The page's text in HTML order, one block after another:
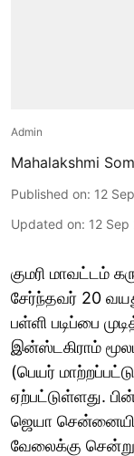
Admin
Mahalakshmi
Published on: 12
Updated on: 12 Sep
குமரி மாவட்டம்
சேர்ந்தவர் 20
பள்ளி படிப்பை
இன்ஸ்டகிராம்
(பெயர்
ஏற்பட்டுள்ளது.
ஜெயா
வேலைக்கு